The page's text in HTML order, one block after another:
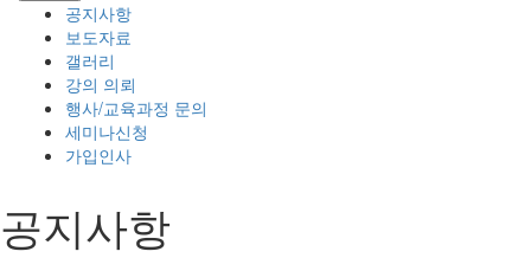
공지사항
보도자료
갤러리
강의 의뢰
행사/교육과정 문의
세미나신청
가입인사
공지사항